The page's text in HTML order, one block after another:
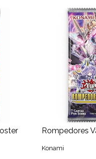
Rompedores
Konami